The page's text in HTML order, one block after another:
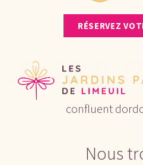
RÉSERVEZ
confluent
Nous